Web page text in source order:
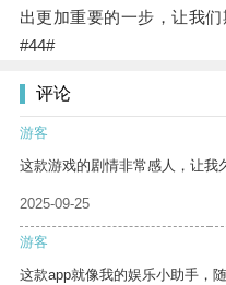
出更加重要的一步，让我
#44#
评论
游客
这款游戏的剧情非常感人，让我
2025-09-25
游客
这款app就像我的娱乐小助手，